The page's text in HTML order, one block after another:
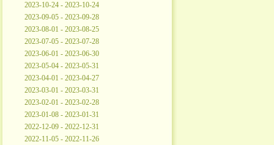
2023-10-24 - 2023-10-24
2023-09-05 - 2023-09-28
2023-08-01 - 2023-08-25
2023-07-05 - 2023-07-28
2023-06-01 - 2023-06-30
2023-05-04 - 2023-05-31
2023-04-01 - 2023-04-27
2023-03-01 - 2023-03-31
2023-02-01 - 2023-02-28
2023-01-08 - 2023-01-31
2022-12-09 - 2022-12-31
2022-11-05 - 2022-11-26